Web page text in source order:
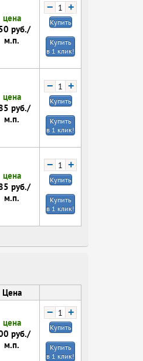
цена
руб./
м.п.
− +
Купить
Купить
в 1 клик!
цена
руб./
м.п.
− +
Купить
Купить
в 1 клик!
цена
руб./
м.п.
− +
Купить
Купить
в 1 клик!
Цена
цена
руб./
м.п.
− +
Купить
Купить
в 1 клик!